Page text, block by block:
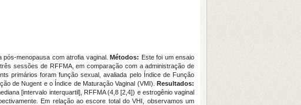
pós-menopausa com atrofia vaginal.Métodos: Este foi um ensaio
sessões de RFFMA, em comparação com a administração de
primários foram função sexual, avaliada pelo Índice de Função
de Nugent e o Índice de Maturação Vaginal (VMI). Resultados:
[intervalo interquartil], RFFMA (4,8 [2,4]) e estrogênio vaginal
Em relação ao escore total do VHI, observamos um